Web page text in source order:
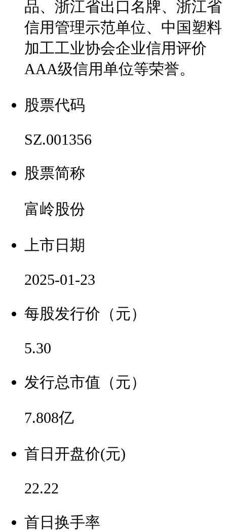
品、浙江省出口名牌、浙江省
信用管理示范单位、中国塑料
加工工业协会企业信用评价
AAA级信用单位等荣誉。
股票代码
SZ.001356
股票简称
富岭股份
上市日期
2025-01-23
每股发行价（元）
5.30
发行总市值（元）
7.808亿
首日开盘价(元)
22.22
首日换手率